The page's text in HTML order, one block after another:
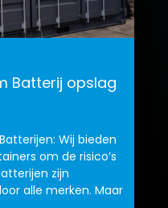
Batterij opslag
Wij bieden
om de risico’s
zijn
alle merken. Maar